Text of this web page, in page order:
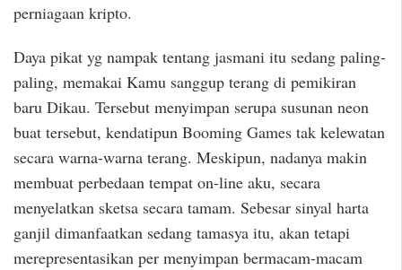
perniagaan kripto.
Daya pikat yg nampak tentang jasmani itu sedang paling-
paling, memakai Kamu sanggup terang di pemikiran
baru Dikau. Tersebut menyimpan serupa susunan neon
buat tersebut, kendatipun Booming Games tak kelewatan
secara warna-warna terang. Meskipun, nadanya makin
membuat perbedaan tempat on-line aku, secara
menyelatkan sketsa secara tamam. Sebesar sinyal harta
ganjil dimanfaatkan sedang tamasya itu, akan tetapi
merepresentasikan per menyimpan bermacam-macam